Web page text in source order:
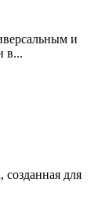
и
в...
для